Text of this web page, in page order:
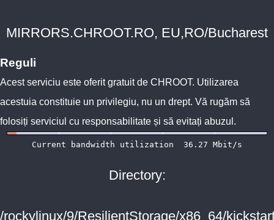
MIRRORS.CHROOT.RO, EU,RO/Bucharest
Reguli
Acest serviciu este oferit gratuit de CHROOT. Utilizarea
acestuia constituie un privilegiu, nu un drept. Vă rugăm să
folosiți serviciul cu responsabilitate și să evitați abuzul.
Directory:
/rockylinux/9/ResilientStorage/x86_64/